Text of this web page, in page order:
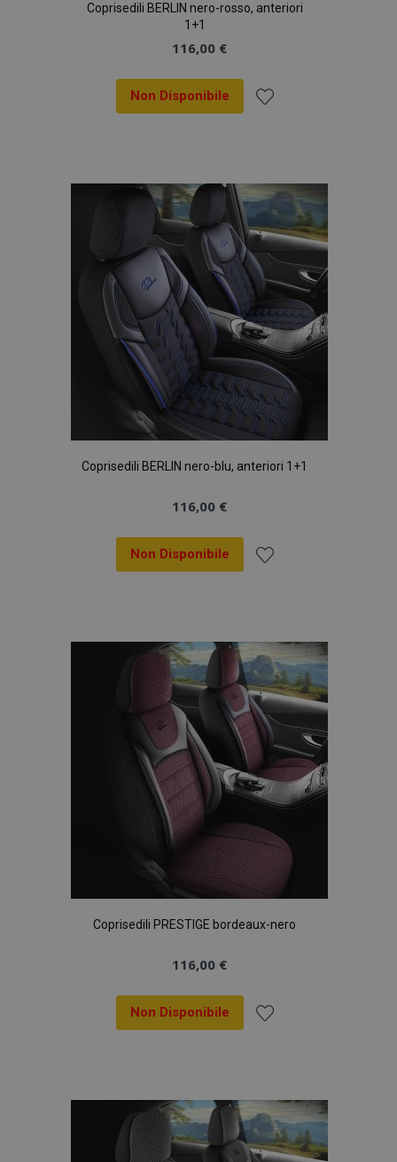
Coprisedili BERLIN nero-rosso, anteriori
1+1
116,00 €
Non Disponibile
lista
desideri
Coprisedili BERLIN nero-blu, anteriori 1+1
116,00 €
Non Disponibile
lista
desideri
Coprisedili PRESTIGE bordeaux-nero
116,00 €
Non Disponibile
lista
desideri